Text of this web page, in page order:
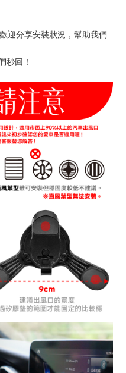
迎分享安裝狀況，幫助我們
秒回！